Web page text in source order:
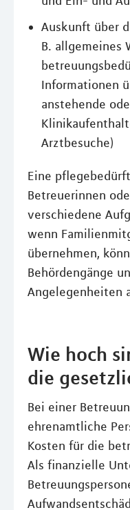
Auskunft über
B. allgemeines
Informationen
anstehende
Arztbesuche)
Eine
Betreuerinnen
verschiedene
wenn
übernehmen,
Behördengänge
Angelegenheiten
Wie hoch
die
Bei einer
ehrenamtliche
Kosten für die
Als finanzielle